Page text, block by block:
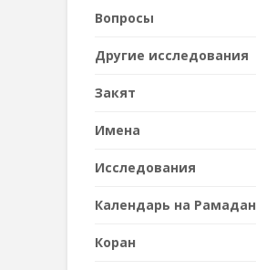
Вопросы
Другие исследования
Закят
Имена
Исследования
Календарь на Рамадан
Коран